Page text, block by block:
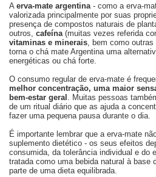
A erva-mate argentina- como a erva-
valorizada principalmente por suas
presença de compostos naturais de
outros, cafeína(muitas vezes referida
vitaminas e minerais, bem como
torna o chá mate Argentina uma
energéticas ou chá forte.
O consumo regular de erva-mate é
melhor concentração, uma maior
bem-estar geral . Muitas pessoas
de um ritual diário que as ajuda a
fazer uma pequena pausa durante o dia.
É importante lembrar que a erva-mate
suplemento dietético - os seus efeitos
consumida, da tolerância individual e do
tratada como uma bebida natural à base
parte de uma dieta equilibrada.